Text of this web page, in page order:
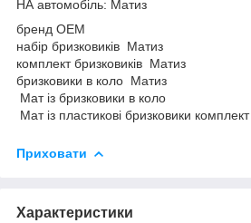
НА автомобіль: Матиз
бренд ОЕМ
набір бризковиків Матиз
комплект бризковиків Матиз
бризковики в коло Матиз
Мат із бризковики в коло
Мат із пластикові бризковики комплект
Приховати
Характеристики